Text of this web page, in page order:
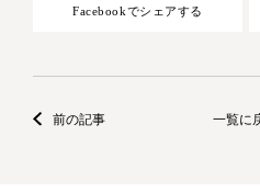
Facebookでシェアする
前の記事 一覧に